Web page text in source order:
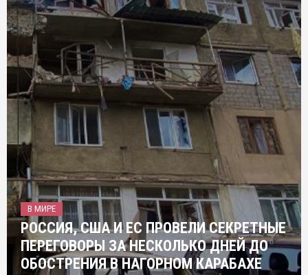
В МИРЕ
РОССИЯ, США И ЕС ПРОВЕЛИ СЕКРЕТНЫЕ
ПЕРЕГОВОРЫ ЗА НЕСКОЛЬКО ДНЕЙ ДО
ОБОСТРЕНИЯ В НАГОРНОМ КАРАБАХЕ